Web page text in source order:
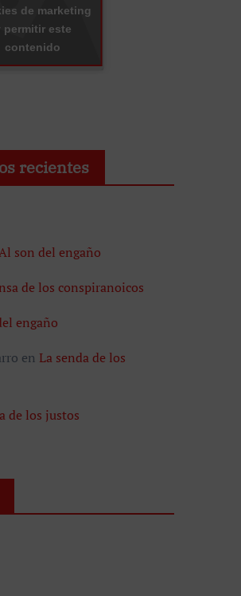
de marketing
permitir este
contenido
recientes
son del engaño
de los conspiranoicos
engaño
en La senda de los
de los justos